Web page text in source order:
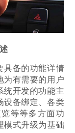
具备的功能详情
为有需要的用户
统开发的功能主
设备绑定、各类
等等多方面功
模式升级为基础